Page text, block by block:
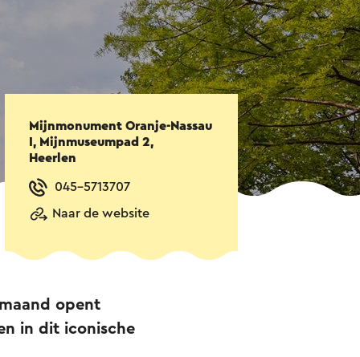
Mijnmonument Oranje-Nassau
I, Mijnmuseumpad 2,
Heerlen
045-5713707
Naar de website
opent
in dit iconische